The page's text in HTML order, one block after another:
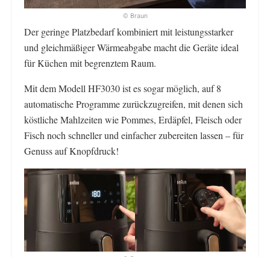
© Braun
Der geringe Platzbedarf kombiniert mit leistungsstarker
und gleichmäßiger Wärmeabgabe macht die Geräte ideal
für Küchen mit begrenztem Raum.
Mit dem Modell HF3030 ist es sogar möglich, auf 8
automatische Programme zurückzugreifen, mit denen sich
köstliche Mahlzeiten wie Pommes, Erdäpfel, Fleisch oder
Fisch noch schneller und einfacher zubereiten lassen – für
Genuss auf Knopfdruck!